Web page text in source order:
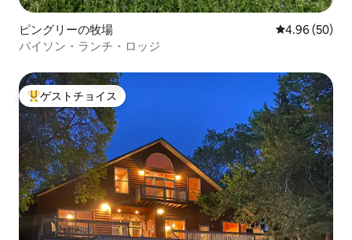
ピングリーの牧場 レビュー50
4.96 (50)
バイソン・ランチ・ロッジ
大好評のゲストチョイスです。
ゲストチョイス